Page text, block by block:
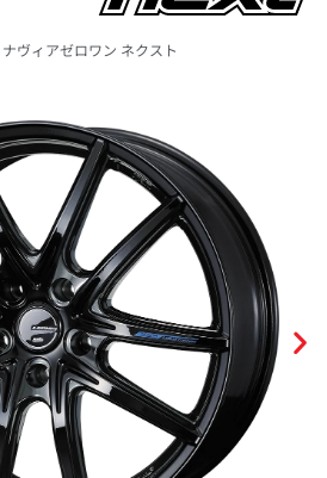
ナヴィアゼロワン ネクスト